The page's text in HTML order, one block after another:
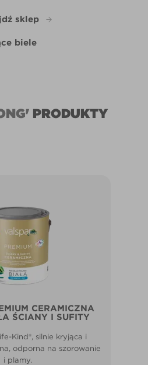
sklep
biele
PRODUKTY
CERAMICZNA
ŚCIANY I SUFITY
Kind®, silnie kryjąca i
odporna na szorowanie
i plamy.